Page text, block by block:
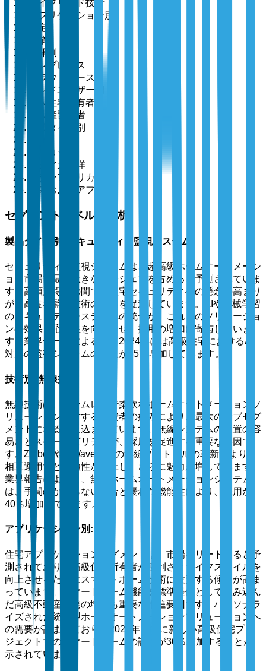
ハイブリッド技術
アプリケーション別
住宅
商業
展開別
オンプレミス
クラウドベース
エンドユーザー別
個人住宅所有者
不動産開発者
地域タイプ別
ヨーロッパ
アジア太平洋
ラテンアメリカ
中東およびアフリカ
セグメントレベルの分析
製品タイプ別: セキュリティ＆監視システム
セキュリティ＆監視システムは、超高級ホームオートメーシ
ョン市場で最も大きな市場シェアを占めると予測されていま
す。高額所得者の間での住宅セキュリティへの懸念の高まり
が、高度な監視技術の採用を促進しています。AIや機械学習
のセキュリティシステムへの統合が、これらのソリューショ
ンの効果と応答性を向上させ、採用の増加に寄与していま
す。業界データによると、2024年には高級住宅におけるAI
対応の監視システムの導入が35％増加しています。
技術別: 無線技術
無線技術は、シームレスで柔軟なホームオートメーションソ
リューションに対する消費者の好みにより、最大のサブセグ
メントになると見込まれています。無線システムの設置の容
易さとスケーラビリティが、採用を促進する重要な要因で
す。ZigbeeやZ-Waveなどの無線プロトコルの革新により、
相互運用性と信頼性が向上し、さらに魅力が増しています。
業界報告によると、無線ホームオートメーションシステム
は、手間のかからない統合と優れた機能性により、採用が
40％増加しています。
アプリケーション別: 住宅
住宅アプリケーションセグメントは、市場をリードすると予
測されており、高級住宅所有者が便利さとライフスタイルを
向上させるためにスマートホーム技術に投資する傾向が高ま
っています。スマートホーム機能を標準提供として組み込ん
だ高級不動産開発の増加も重要な推進要因です。パーソナラ
イズされた統合型ホームオートメーションソリューションへ
の需要が高まっており、2024年までに新しい高級住宅プロ
ジェクトでのスマートホームの設置が30％増加することが
示されています。